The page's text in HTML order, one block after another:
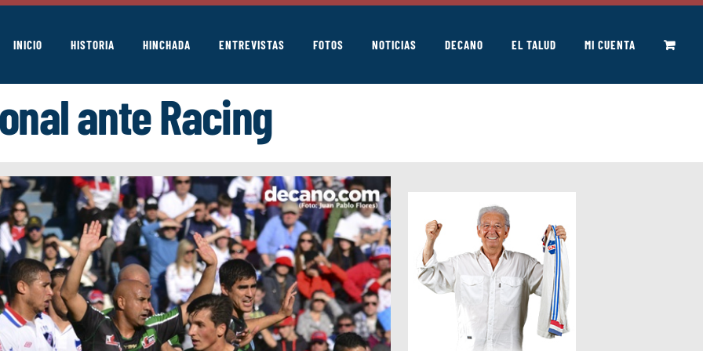
INICIO HISTORIA HINCHADA ENTREVISTAS FOTOS NOTICIAS DECANO EL TALUD MI CUENTA
ante Racing